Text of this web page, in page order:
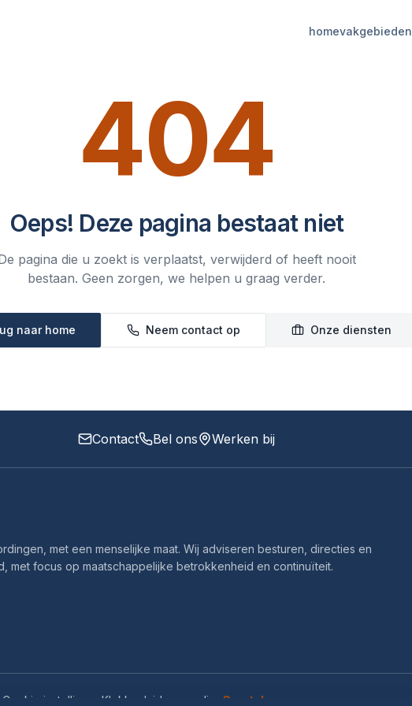
homevakgebieden
404
Oeps! Deze pagina bestaat niet
pagina die u zoekt is verplaatst, verwijderd of heeft nooit
bestaan. Geen zorgen, we helpen u graag verder.
naar home Neem contact op Onze diensten
Contact Bel ons Werken bij
met een menselijke maat. Wij adviseren besturen, directies en
met focus op maatschappelijke betrokkenheid en continuïteit.
Cookie instellingen Klokkenluidersregeling Cryptshare